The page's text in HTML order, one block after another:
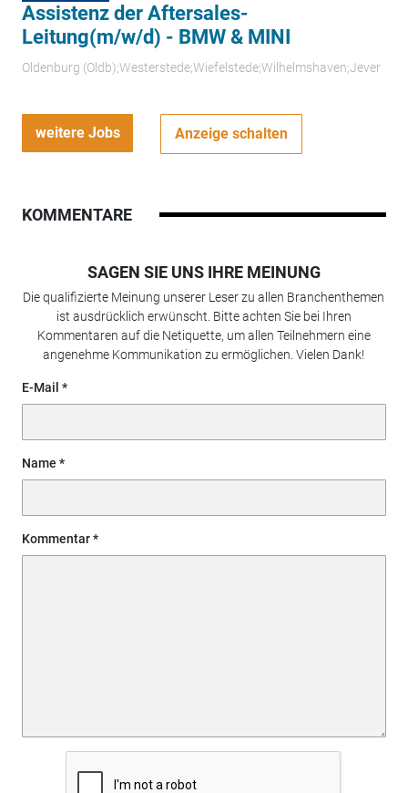
Assistenz der Aftersales-
Leitung(m/w/d) - BMW & MINI
Oldenburg (Oldb);Westerstede;Wiefelstede;Wilhelmshaven;Jever
weitere Jobs Anzeige schalten
KOMMENTARE
SAGEN SIE UNS IHRE MEINUNG
Die qualifizierte Meinung unserer Leser zu allen Branchenthemen
ist ausdrücklich erwünscht. Bitte achten Sie bei Ihren
Kommentaren auf die Netiquette, um allen Teilnehmern eine
angenehme Kommunikation zu ermöglichen. Vielen Dank!
E-Mail
Name
Kommentar